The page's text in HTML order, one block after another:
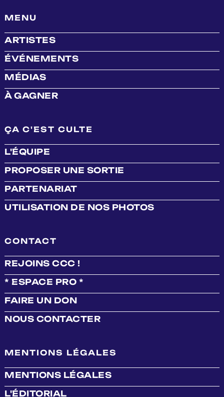
MENU
ARTISTES
ÉVÉNEMENTS
MÉDIAS
À GAGNER
ÇA C'EST CULTE
L'ÉQUIPE
PROPOSER UNE SORTIE
PARTENARIAT
UTILISATION DE NOS PHOTOS
CONTACT
REJOINS CCC !
* ESPACE PRO *
FAIRE UN DON
NOUS CONTACTER
MENTIONS LÉGALES
MENTIONS LÉGALES
L'ÉDITORIAL